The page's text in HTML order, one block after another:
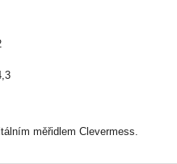
měřidlem Clevermess.